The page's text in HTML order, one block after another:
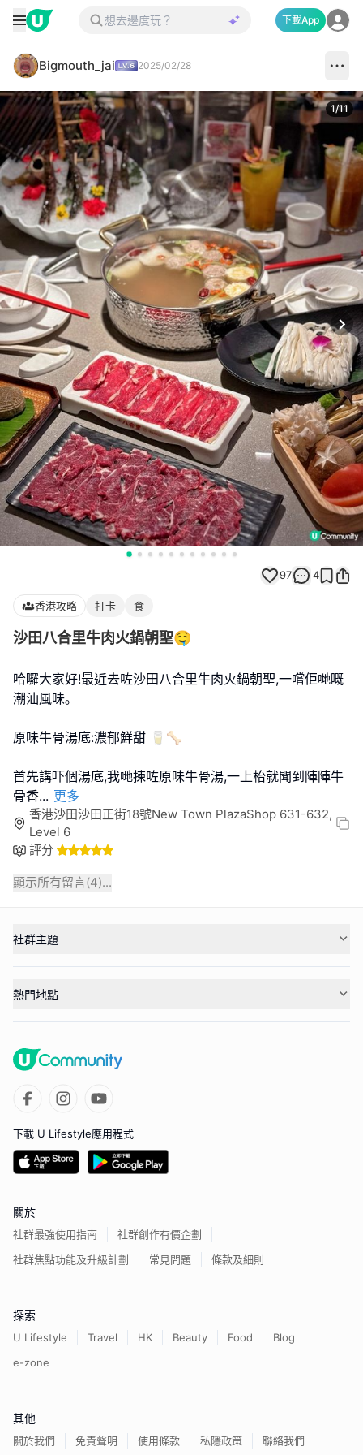
下載App
Bigmouth_jai 2025/02/28
1/11
97 4
香港攻略 打卡 食
沙田八合里牛肉火鍋朝聖🤤
哈囉大家好!最近去咗沙田八合里牛肉火鍋朝聖,一嚐佢哋嘅
潮汕風味｡
原味牛骨湯底:濃郁鮮甜 🥛🦴
首先講吓個湯底,我哋揀咗原味牛骨湯,一上枱就聞到陣陣牛
骨香... 更多
香港沙田沙田正街18號New Town PlazaShop 631-632,
Level 6
評分
顯示所有留言(4)...
社群主題
熱門地點
下載 U Lifestyle應用程式
關於
社群最強使用指南
社群創作有價企劃
社群焦點功能及升級計劃
常見問題 條款及細則
探索
U Lifestyle Travel HK Beauty Food
Blog
e-zone
其他
關於我們 免責聲明 使用條款 私隱政策 聯絡我們